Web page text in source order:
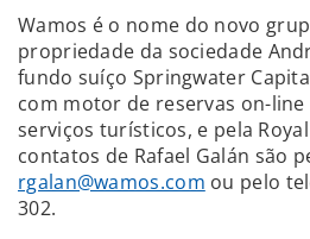
Wamos é o nome do novo
propriedade da sociedade
fundo suíço Springwater
com motor de reservas on-
serviços turísticos, e pela
contatos de Rafael Galán são
rgalan@wamos.com ou pelo
302.